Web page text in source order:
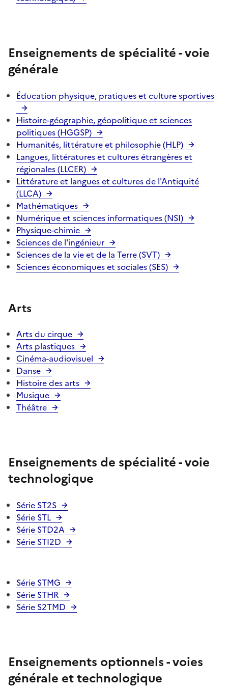
Enseignements de spécialité - voie
générale
Éducation physique, pratiques et culture sportives
Histoire-géographie, géopolitique et sciences
politiques (HGGSP)
Humanités, littérature et philosophie (HLP)
Langues, littératures et cultures étrangères et
régionales (LLCER)
Littérature et langues et cultures de l'Antiquité
(LLCA)
Mathématiques
Numérique et sciences informatiques (NSI)
Physique-chimie
Sciences de l'ingénieur
Sciences de la vie et de la Terre (SVT)
Sciences économiques et sociales (SES)
Arts
Arts du cirque
Arts plastiques
Cinéma-audiovisuel
Danse
Histoire des arts
Musique
Théâtre
Enseignements de spécialité - voie
technologique
Série ST2S
Série STL
Série STD2A
Série STI2D
Série STMG
Série STHR
Série S2TMD
Enseignements optionnels - voies
générale et technologique